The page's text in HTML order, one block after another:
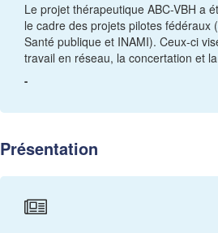
Le projet thérapeutique ABC-VBH a
le cadre des projets pilotes fédéraux
Santé publique et INAMI). Ceux-ci
travail en réseau, la concertation et
-
Présentation